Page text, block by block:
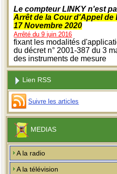
Le compteur LINKY n'est
Arrêt de la Cour d'Appel de
17 Novembre 2020
Arrêté du 9 juin 2016
fixant les modalités
du décret n° 2001-387 du 3
des instruments de mesure
Lien RSS
Suivre les articles
MEDIAS
A la radio
A la télévision